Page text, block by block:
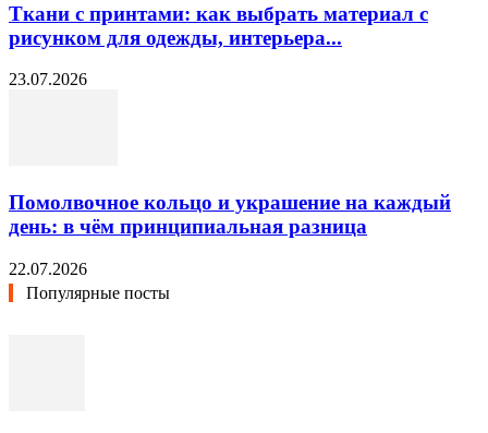
Ткани с принтами: как выбрать материал с
рисунком для одежды, интерьера...
23.07.2026
Помолвочное кольцо и украшение на каждый
день: в чём принципиальная разница
22.07.2026
Популярные посты